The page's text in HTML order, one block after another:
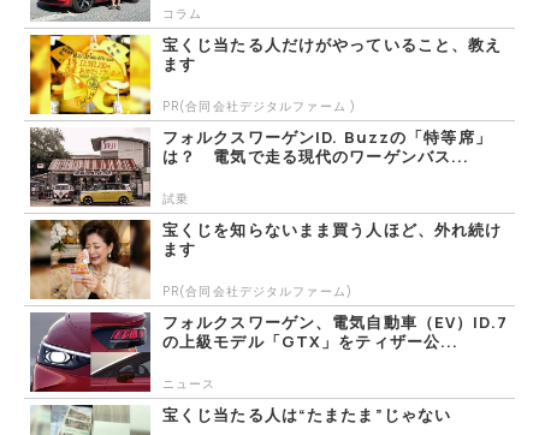
コラム
宝くじ当たる人だけがやっていること、教え
ます
PR(合同会社デジタルファーム )
フォルクスワーゲンID. Buzzの「特等席」
は？ 電気で走る現代のワーゲンバス...
試乗
宝くじを知らないまま買う人ほど、外れ続け
ます
PR(合同会社デジタルファーム)
フォルクスワーゲン、電気自動車（EV）ID.7
の上級モデル「GTX」をティザー公...
ニュース
宝くじ当たる人は“たまたま”じゃない